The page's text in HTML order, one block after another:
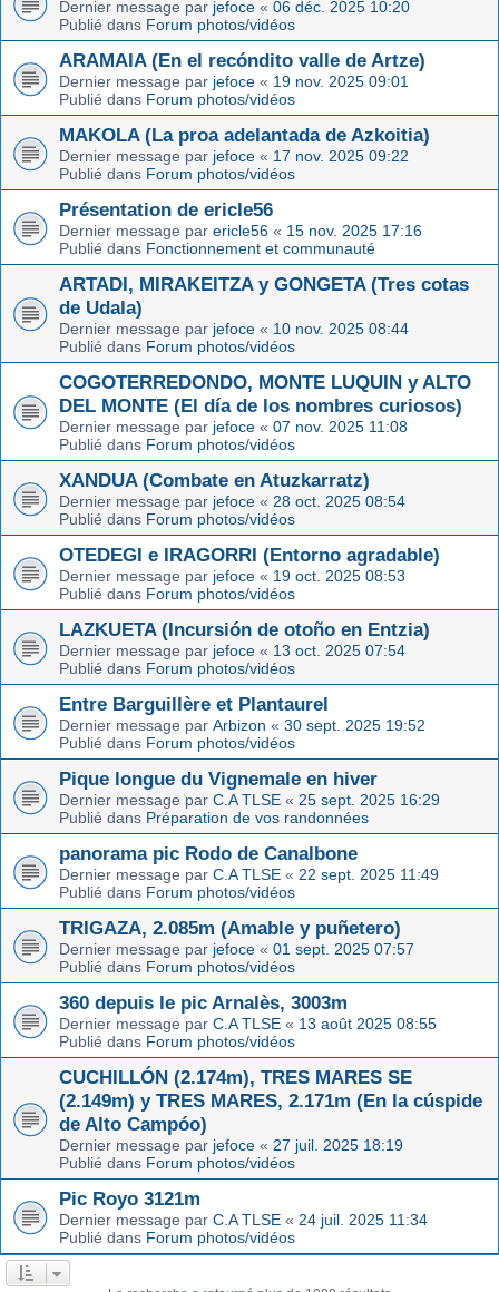
Dernier message par jefoce « 06 déc. 2025 10:20
Publié dans Forum photos/vidéos
ARAMAIA (En el recóndito valle de Artze)
Dernier message par jefoce « 19 nov. 2025 09:01
Publié dans Forum photos/vidéos
MAKOLA (La proa adelantada de Azkoitia)
Dernier message par jefoce « 17 nov. 2025 09:22
Publié dans Forum photos/vidéos
Présentation de ericle56
Dernier message par ericle56 « 15 nov. 2025 17:16
Publié dans Fonctionnement et communauté
ARTADI, MIRAKEITZA y GONGETA (Tres cotas
de Udala)
Dernier message par jefoce « 10 nov. 2025 08:44
Publié dans Forum photos/vidéos
COGOTERREDONDO, MONTE LUQUIN y ALTO
DEL MONTE (El día de los nombres curiosos)
Dernier message par jefoce « 07 nov. 2025 11:08
Publié dans Forum photos/vidéos
XANDUA (Combate en Atuzkarratz)
Dernier message par jefoce « 28 oct. 2025 08:54
Publié dans Forum photos/vidéos
OTEDEGI e IRAGORRI (Entorno agradable)
Dernier message par jefoce « 19 oct. 2025 08:53
Publié dans Forum photos/vidéos
LAZKUETA (Incursión de otoño en Entzia)
Dernier message par jefoce « 13 oct. 2025 07:54
Publié dans Forum photos/vidéos
Entre Barguillère et Plantaurel
Dernier message par Arbizon « 30 sept. 2025 19:52
Publié dans Forum photos/vidéos
Pique longue du Vignemale en hiver
Dernier message par C.A TLSE « 25 sept. 2025 16:29
Publié dans Préparation de vos randonnées
panorama pic Rodo de Canalbone
Dernier message par C.A TLSE « 22 sept. 2025 11:49
Publié dans Forum photos/vidéos
TRIGAZA, 2.085m (Amable y puñetero)
Dernier message par jefoce « 01 sept. 2025 07:57
Publié dans Forum photos/vidéos
360 depuis le pic Arnalès, 3003m
Dernier message par C.A TLSE « 13 août 2025 08:55
Publié dans Forum photos/vidéos
CUCHILLÓN (2.174m), TRES MARES SE
(2.149m) y TRES MARES, 2.171m (En la cúspide
de Alto Campóo)
Dernier message par jefoce « 27 juil. 2025 18:19
Publié dans Forum photos/vidéos
Pic Royo 3121m
Dernier message par C.A TLSE « 24 juil. 2025 11:34
Publié dans Forum photos/vidéos